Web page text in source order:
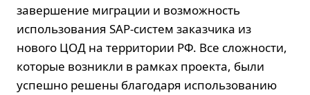
завершение миграции и возможность
использования SAP-систем заказчика из
нового ЦОД на территории РФ. Все сложности,
которые возникли в рамках проекта, были
успешно решены благодаря использованию